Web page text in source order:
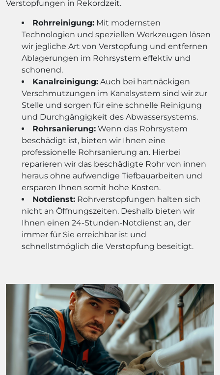
Verstopfungen in Rekordzeit.
Rohrreinigung: Mit modernsten
Technologien und speziellen Werkzeugen lösen
wir jegliche Art von Verstopfung und entfernen
Ablagerungen im Rohrsystem effektiv und
schonend.
Kanalreinigung: Auch bei hartnäckigen
Verschmutzungen im Kanalsystem sind wir zur
Stelle und sorgen für eine schnelle Reinigung
und Durchgängigkeit des Abwassersystems.
Rohrsanierung: Wenn das Rohrsystem
beschädigt ist, bieten wir Ihnen eine
professionelle Rohrsanierung an. Hierbei
reparieren wir das beschädigte Rohr von innen
heraus ohne aufwendige Tiefbauarbeiten und
ersparen Ihnen somit hohe Kosten.
Notdienst: Rohrverstopfungen halten sich
nicht an Öffnungszeiten. Deshalb bieten wir
Ihnen einen 24-Stunden-Notdienst an, der
immer für Sie erreichbar ist und
schnellstmöglich die Verstopfung beseitigt.